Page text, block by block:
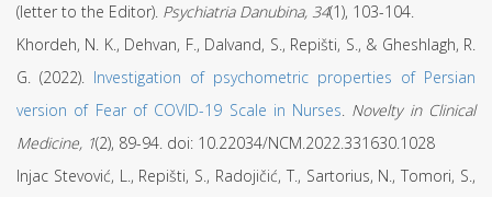
(letter to the Editor). Psychiatria Danubina, 34(1), 103-104.
Khordeh, N. K., Dehvan, F., Dalvand, S., Repišti, S., & Gheshlagh, R.
G. (2022). Investigation of psychometric properties of Persian
version of Fear of COVID-19 Scale in Nurses. Novelty in Clinical
Medicine, 1(2), 89-94. doi: 10.22034/NCM.2022.331630.1028
Injac Stevović, L., Repišti, S., Radojičić, T., Sartorius, N., Tomori, S.,